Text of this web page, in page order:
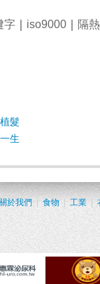
字 iso9000 隔
髮
生
關於我們 食物 工業 |